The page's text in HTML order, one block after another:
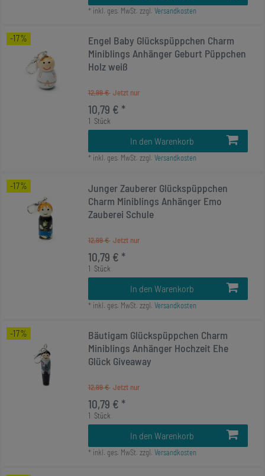
* inkl. ges. MwSt. zzgl. Versandkosten
-17%
Engel Baby Glückspüppchen Charm
Miniblings Anhänger Geburt Püppchen
Holz weiß
12,99 €
10,79 € *
1 Stück
In den Warenkorb
* inkl. ges. MwSt. zzgl. Versandkosten
-17%
Junger Zauberer Glückspüppchen
Charm Miniblings Anhänger Emo
Zauberei Schule
12,99 €
10,79 € *
1 Stück
In den Warenkorb
* inkl. ges. MwSt. zzgl. Versandkosten
-17%
Bäutigam Glückspüppchen Charm
Miniblings Anhänger Hochzeit Ehe
Glück Giveaway
12,99 €
10,79 € *
1 Stück
In den Warenkorb
* inkl. ges. MwSt. zzgl. Versandkosten